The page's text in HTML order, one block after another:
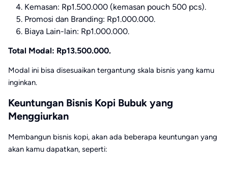
Kemasan: Rp1.500.000 (kemasan pouch 500 pcs).
Promosi dan Branding: Rp1.000.000.
Biaya Lain-lain: Rp1.000.000.
Total Modal: Rp13.500.000.
Modal ini bisa disesuaikan tergantung skala bisnis yang kamu
inginkan.
Keuntungan Bisnis Kopi Bubuk yang
Menggiurkan
Membangun bisnis kopi, akan ada beberapa keuntungan yang
akan kamu dapatkan, seperti: